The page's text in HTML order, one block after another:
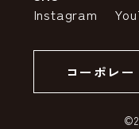
SSLサーバー証明
Instagram
コーポレ